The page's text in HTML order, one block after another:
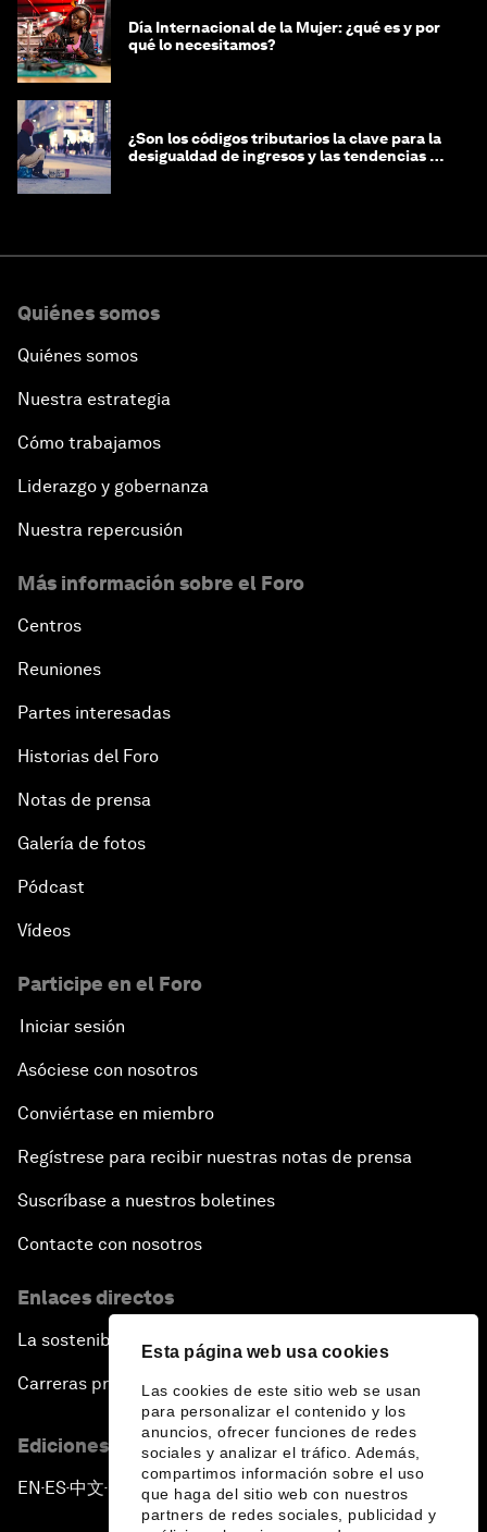
Esta página web usa cookies
Las cookies de este sitio web se usan
para personalizar el contenido y los
anuncios, ofrecer funciones de redes
sociales y analizar el tráfico. Además,
compartimos información sobre el uso
que haga del sitio web con nuestros
partners de redes sociales, publicidad y
Día Internacional de la Mujer: ¿qué es y por
qué lo necesitamos?
¿Son los códigos tributarios la clave para la
desigualdad de ingresos y las tendencias de
Quiénes somos
Quiénes somos
Nuestra estrategia
Cómo trabajamos
Liderazgo y gobernanza
Nuestra repercusión
Más información sobre el Foro
Centros
Reuniones
Partes interesadas
Historias del Foro
Notas de prensa
Galería de fotos
Pódcast
Vídeos
Participe en el Foro
Iniciar sesión
Asóciese con nosotros
Conviértase en miembro
Regístrese para recibir nuestras notas de prensa
Suscríbase a nuestros boletines
Contacte con nosotros
Enlaces directos
La sostenibilidad en el Foro
Carreras profesionales
Ediciones en otros idiomas
EN ▪ES▪中文▪ 日本語